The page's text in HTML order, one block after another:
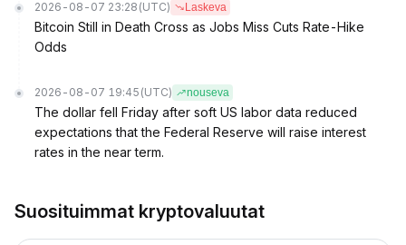
2026-08-07 23:28 (UTC) Laskeva
Bitcoin Still in Death Cross as Jobs Miss Cuts Rate-Hike
Odds
2026-08-07 19:45 (UTC) nouseva
The dollar fell Friday after soft US labor data reduced
expectations that the Federal Reserve will raise interest
rates in the near term.
Suosituimmat kryptovaluutat